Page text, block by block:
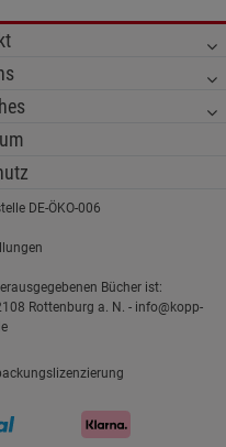
DE-ÖKO-006
Bücher ist:
Rottenburg a. N. - info@kopp-